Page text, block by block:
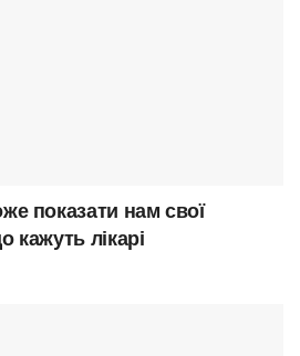
показати нам свої
лікарі